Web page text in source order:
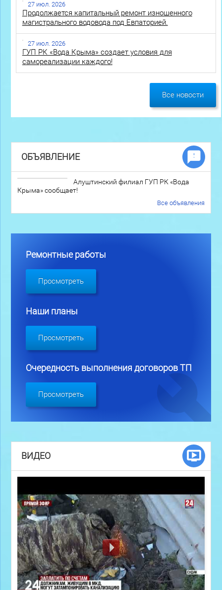
27 июл. 2026
Продолжается капитальный ремонт изношенного
магистрального водовода под Евпаторией.
27 июл. 2026
ГУП РК «Вода Крыма» создает условия для
самореализации каждого!
Все новости
ОБЪЯВЛЕНИЕ
Алуштинский филиал ГУП РК «Вода
Крыма» сообщает!
Все объявления
Ремонтные работы
Просмотреть
Наши планы
Просмотреть
Очередность выполнения договоров ТП
Просмотреть
ВИДЕО